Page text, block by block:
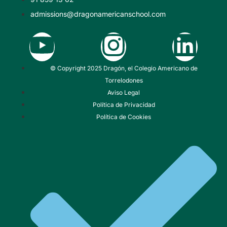
Reconocimientos y premios
IA en la educación
admissions@dragonamericanschool.com
© Copyright 2025 Dragón, el Colegio Americano de
Torrelodones
Aviso Legal
Política de Privacidad
Política de Cookies